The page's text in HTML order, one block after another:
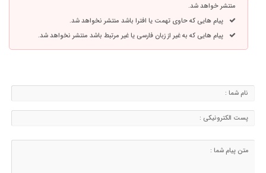
منتشر خواهد شد.
پیام هایی که حاوی تهمت یا افترا باشد منتشر نخواهد شد.
پیام هایی که به غیر از زبان فارسی یا غیر مرتبط باشد منتشر نخواهد شد.